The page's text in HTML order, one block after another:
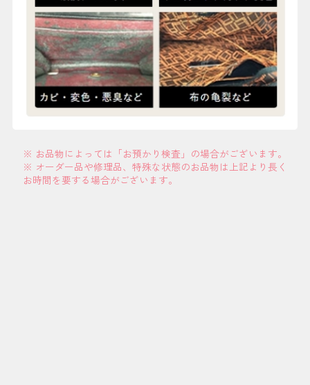
※ お品物によっては「お預かり検査」の場合がございます。
※ オーダー品や修理品、特殊な状態のお品物は上記より長く
お時間を要する場合がございます。